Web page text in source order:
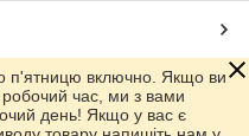
п'ятницю включно. Якщо ви
час, ми з вами
день! Якщо у вас є